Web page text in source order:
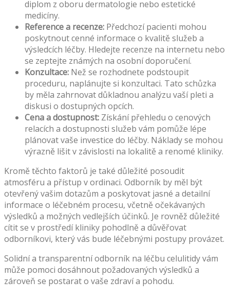
diplom z oboru dermatologie nebo estetické
medicíny.
Reference a recenze: Předchozí pacienti mohou
poskytnout cenné informace o kvalitě služeb a
výsledcích léčby. Hledejte recenze na internetu nebo
se zeptejte známých na osobní doporučení.
Konzultace: Než se rozhodnete podstoupit
proceduru, naplánujte si konzultaci. Tato schůzka
by měla zahrnovat důkladnou analýzu vaší pleti a
diskusi o dostupných opcích.
Cena a dostupnost: Získání přehledu o cenových
relacích a dostupnosti služeb vám pomůže lépe
plánovat vaše investice do léčby. Náklady se mohou
výrazně lišit v závislosti na lokalitě a renomé kliniky.
Kromě těchto faktorů je také důležité posoudit
atmosféru a přístup v ordinaci. Odborník by měl být
otevřený vašim dotazům a poskytovat jasné a detailní
informace o léčebném procesu, včetně očekávaných
výsledků a možných vedlejších účinků. Je rovněž důležité
cítit se v prostředí kliniky pohodlně a důvěřovat
odborníkovi, který vás bude léčebnými postupy provázet.
Solidní a transparentní odborník na léčbu celulitidy vám
může pomoci dosáhnout požadovaných výsledků a
zároveň se postarat o vaše zdraví a pohodu.